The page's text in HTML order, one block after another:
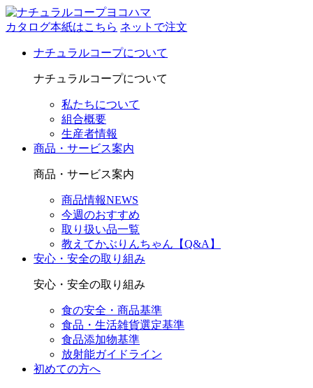
カタログ本紙はこちら ネットで注文
ナチュラルコープについて
ナチュラルコープについて
私たちについて
組合概要
生産者情報
商品・サービス案内
商品・サービス案内
商品情報NEWS
今週のおすすめ
取り扱い品一覧
教えてかぶりんちゃん【Q&A】
安心・安全の取り組み
安心・安全の取り組み
食の安全・商品基準
食品・生活雑貨選定基準
食品添加物基準
放射能ガイドライン
初めての方へ